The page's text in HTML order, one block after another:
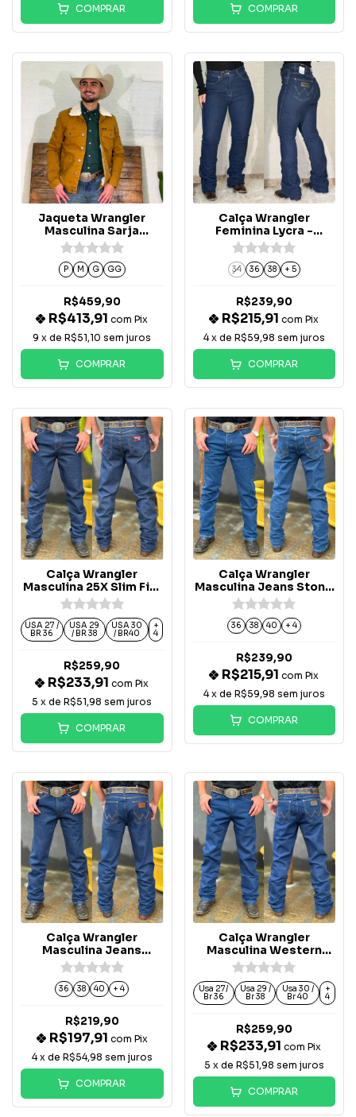
COMPRAR COMPRAR
Jaqueta Wrangler
Masculina Sarja
Caramelo Com Forro -
WM9780
P M G GG
R$459,90
R$413,91com Pix
9 x deR$51,10 sem juros
COMPRAR
Calça Wrangler
Feminina Lycra -
WF2067
34 36 38 + 5
R$239,90
R$215,91com Pix
4 x de R$59,98 sem juros
COMPRAR
Calça Wrangler
Masculina 25X Slim Fit-
25MW0236
USA 27 /
BR 36
USA 29
/ BR 38
USA 30
/ BR40
+
4
R$259,90
R$233,91com Pix
5 x deR$51,98 sem juros
COMPRAR
Calça Wrangler
Masculina Jeans Stone
- WM1223UN
36 38 40 + 4
R$239,90
R$215,91com Pix
4 x de R$59,98 sem juros
COMPRAR
Calça Wrangler
Masculina Jeans
Amaciada -WM1318
36 38 40 + 4
R$219,90
R$197,91 com Pix
4 x de R$54,98 sem juros
COMPRAR
Calça Wrangler
Masculina Western
Cowboy - 13MWZDD36
Usa 27/
Br 36
Usa 29 /
Br 38
Usa 30 /
Br 40
+
4
R$259,90
R$233,91 com Pix
5 x de R$51,98 sem juros
COMPRAR